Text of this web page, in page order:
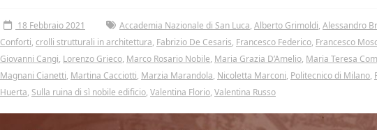
18 Febbraio 2021 Accademia Nazionale di San Luca, Alberto Grimoldi, Alessandro
Conforti, crolli strutturali in architettura, Fabrizio De Cesaris, Francesco Federico, Francesco
Giovanni Cangi, Lorenzo Grieco, Marco Rosario Nobile, Maria Grazia D’Amelio, Maria Teresa
Magnani Cianetti, Martina Cacciotti, Marzia Marandola, Nicoletta Marconi, Politecnico di Milano,
Huerta, Sulla ruina di sì nobile edificio, Valentina Florio, Valentina Russo